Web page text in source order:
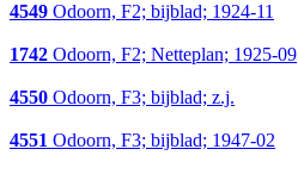
4549 Odoorn, F2; bijblad; 1924-11
1742 Odoorn, F2; Netteplan; 1925-09
4550 Odoorn, F3; bijblad; z.j.
4551 Odoorn, F3; bijblad; 1947-02